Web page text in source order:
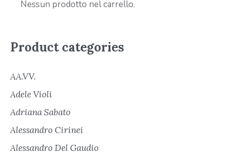
Nessun prodotto nel carrello.
Product categories
AA.VV.
Adele Violi
Adriana Sabato
Alessandro Cirinei
Alessandro Del Gaudio